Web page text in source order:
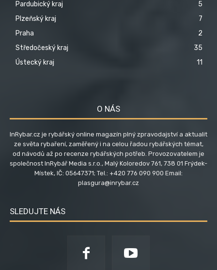
Pardubický kraj
5
Plzeňský kraj
7
Praha
2
Středočeský kraj
35
Ústecký kraj
11
O NÁS
InRybar.cz je rybářský online magazín plný zpravodajství a aktualit
ze světa rybaření, zaměřený i na celou řadou rybářských témat,
od návodů až po recenze rybářských potřeb. Provozovatelem je
společnost InRybář Media s.r.o., Malý Koloredov 761, 738 01 Frýdek-
Místek, IČ: 05647371; Tel.: +420 776 090 900 Email:
plasgura@inrybar.cz
SLEDUJTE NÁS